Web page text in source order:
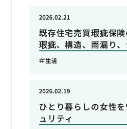
既存住宅売買瑕疵保
瑕疵、構造、雨漏り
2026.02.21
生活
ひとり暮らしの女性
ュリティ
2026.02.19